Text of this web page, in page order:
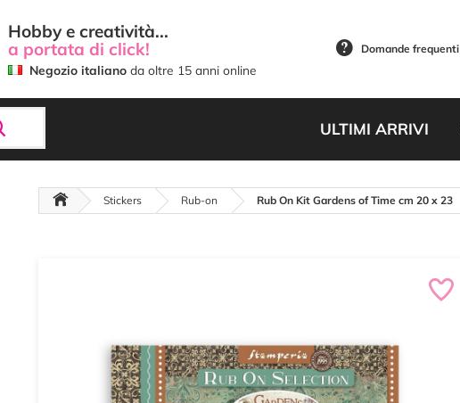
Hobby e creatività...
a portata di click!
Negozio italiano da oltre 15 anni online
Domande frequenti
ULTIMI ARRIVI
Stickers Rub-on Rub On Kit Gardens of Time cm 20 x 23